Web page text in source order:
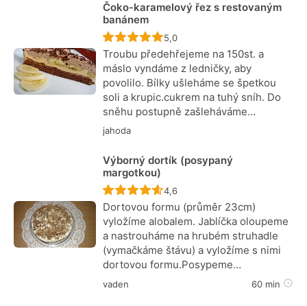
Čoko-karamelový řez s restovaným
banánem
Recept ještě nebyl hodnocen
5,0
Troubu předehřejeme na 150st. a
máslo vyndáme z ledničky, aby
povolilo. Bílky ušleháme se špetkou
soli a krupic.cukrem na tuhý sníh. Do
sněhu postupně zašleháváme…
jahoda
Výborný dortík (posypaný
margotkou)
Recept ještě nebyl hodnocen
4,6
Dortovou formu (průměr 23cm)
vyložíme alobalem. Jablíčka oloupeme
a nastrouháme na hrubém struhadle
(vymačkáme štávu) a vyložíme s nimi
dortovou formu.Posypeme…
vaden 60 min